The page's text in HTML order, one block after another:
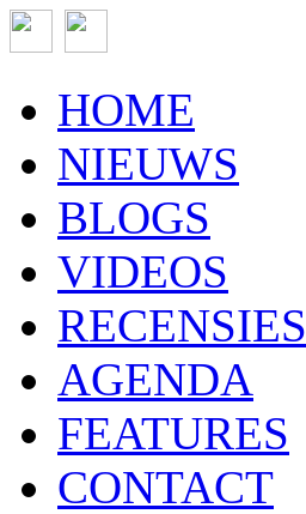
HOME
NIEUWS
BLOGS
VIDEOS
RECENSIES
AGENDA
FEATURES
CONTACT